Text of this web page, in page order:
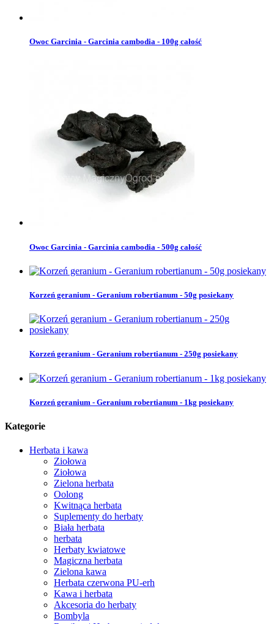
Owoc Garcinia - Garcinia cambodia - 100g całość
Owoc Garcinia - Garcinia cambodia - 500g całość
Korzeń geranium - Geranium robertianum - 50g posiekany
Korzeń geranium - Geranium robertianum - 250g posiekany
Korzeń geranium - Geranium robertianum - 1kg posiekany
Kategorie
Herbata i kawa
Ziołowa
Ziołowa
Zielona herbata
Oolong
Kwitnąca herbata
Suplementy do herbaty
Biała herbata
herbata
Herbaty kwiatowe
Magiczna herbata
Zielona kawa
Herbata czerwona PU-erh
Kawa i herbata
Akcesoria do herbaty
Bombyla